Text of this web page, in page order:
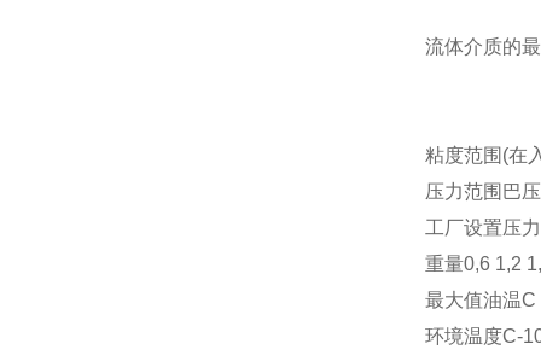
流体介质的
粘度范围(在
压力范围巴
工厂设置压力
重量0,6 1,2
最大值油温C
环境温度C-